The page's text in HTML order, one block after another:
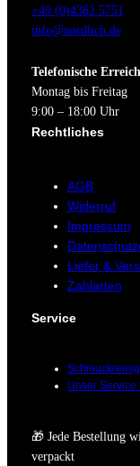
+49 (0)4362 5751
info@nordlich.de
Telefonische
Montag bis Freitag
9:00 – 18:00 Uhr
Rechtliches
AGB
Widerruf
Impressum
Liefer &
Zahlarten
Service
Unser Service
🎁 Jede Bestellung
verpackt